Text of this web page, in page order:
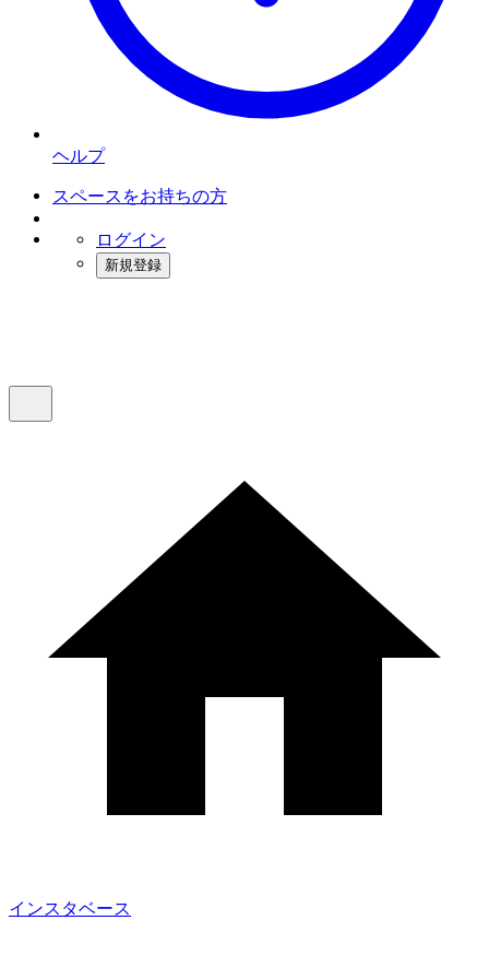
ヘルプ
スペースをお持ちの方
ログイン
新規登録
インスタベース